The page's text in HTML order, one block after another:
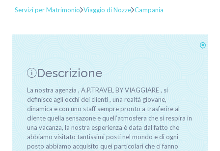
Servizi per Matrimonio Viaggio di Nozze Campania
Descrizione
La nostra agenzia , A.P.TRAVEL BY VIAGGIARE , si
definisce agli occhi dei clienti , una realtà giovane,
dinamica e con uno staff sempre pronto a trasferire al
cliente quella sensazone e quell’atmosfera che si respira in
una vacanza, la nostra esperienza è data dal fatto che
abbiamo visitato tantissimi posti nel mondo e di ogni
posto abbiamo acquisito quei particolari che ci fanno